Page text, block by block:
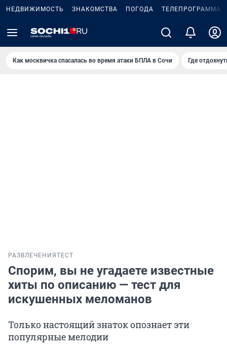
НЕДВИЖИМОСТЬ ЗНАКОМСТВА ПОГОДА ТЕЛЕПРОГРАММА
Как москвичка спасалась во время атаки БПЛА в Сочи Где
РАЗВЛЕЧЕНИЯ ТЕСТ
Спорим, вы не угадаете известные
хиты по описанию — тест для
искушенных меломанов
Только настоящий знаток опознает эти
популярные мелодии